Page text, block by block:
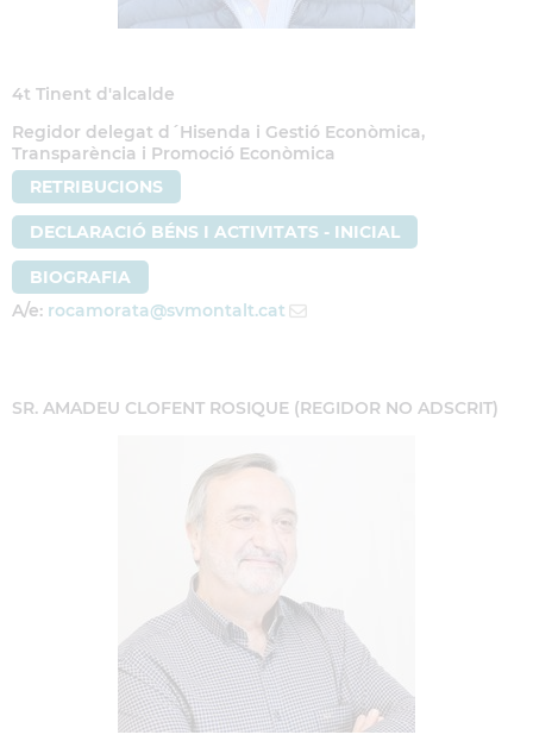
4t Tinent d'alcalde
Regidor delegat d´Hisenda i Gestió Econòmica,
Transparència i Promoció Econòmica
RETRIBUCIONS
DECLARACIÓ BÉNS I ACTIVITATS - INICIAL
BIOGRAFIA
A/e: rocamorata@svmontalt.cat
SR. AMADEU CLOFENT ROSIQUE (REGIDOR NO ADSCRIT)